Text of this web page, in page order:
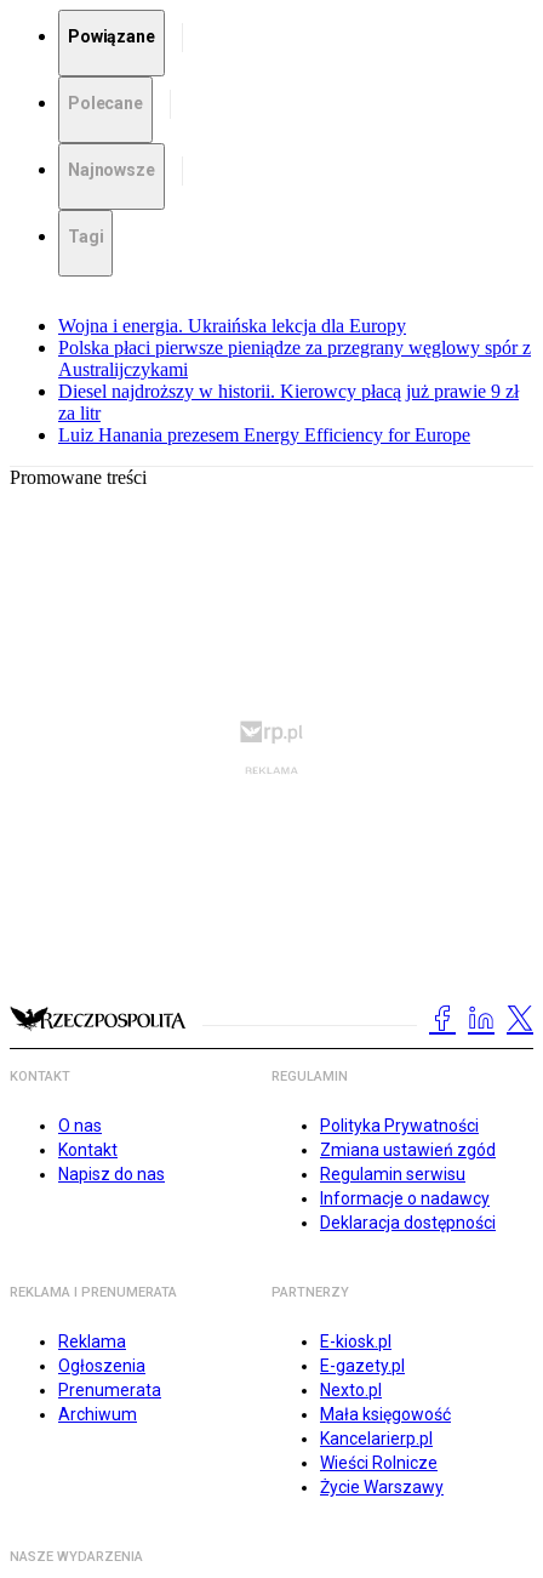
Powiązane
Polecane
Najnowsze
Tagi
Wojna i energia. Ukraińska lekcja dla Europy
Polska płaci pierwsze pieniądze za przegrany węglowy spór z
Australijczykami
Diesel najdroższy w historii. Kierowcy płacą już prawie 9 zł
za litr
Luiz Hanania prezesem Energy Efficiency for Europe
Promowane treści
KONTAKT
O nas
Kontakt
Napisz do nas
REGULAMIN
Polityka Prywatności
Zmiana ustawień zgód
Regulamin serwisu
Informacje o nadawcy
Deklaracja dostępności
REKLAMA I PRENUMERATA
Reklama
Ogłoszenia
Prenumerata
Archiwum
PARTNERZY
E-kiosk.pl
E-gazety.pl
Nexto.pl
Mała księgowość
Kancelarierp.pl
Wieści Rolnicze
Życie Warszawy
NASZE WYDARZENIA